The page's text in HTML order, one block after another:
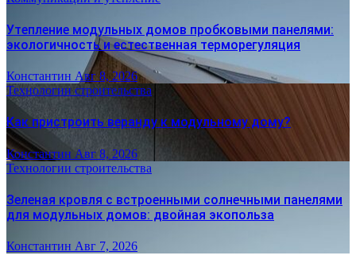
Утепление модульных домов пробковыми панелями:
экологичность и естественная терморегуляция
Константин Авг 8, 2026
Технологии строительства
Как пристроить веранду к модульному дому?
Константин Авг 8, 2026
Технологии строительства
Зеленая кровля с встроенными солнечными панелями
для модульных домов: двойная экопольза
Константин Авг 7, 2026